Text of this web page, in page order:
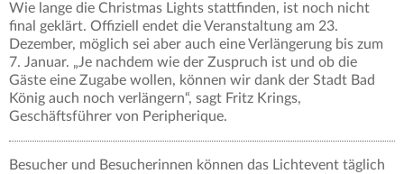
Wie lange die Christmas Lights stattfinden, ist noch nicht
final geklärt. Offiziell endet die Veranstaltung am 23.
Dezember, möglich sei aber auch eine Verlängerung bis zum
7. Januar. „Je nachdem wie der Zuspruch ist und ob die
Gäste eine Zugabe wollen, können wir dank der Stadt Bad
König auch noch verlängern“, sagt Fritz Krings,
Geschäftsführer von Peripherique.
Besucher und Besucherinnen können das Lichtevent täglich